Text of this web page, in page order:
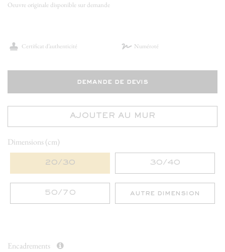
Oeuvre originale disponible sur demande
Certificat d’authenticité Numéroté
demande de devis
AJOUTER AU MUR
Dimensions (cm)
20/30 30/40
50/70 autre dimension
Encadrements